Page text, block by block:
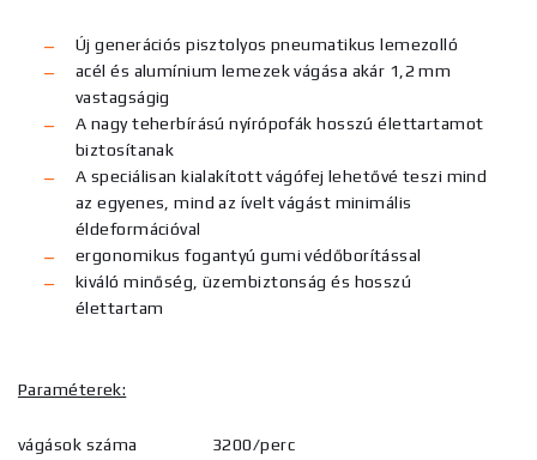
Új generációs pisztolyos pneumatikus lemezolló
acél és alumínium lemezek vágása akár 1,2 mm
vastagságig
A nagy teherbírású nyírópofák hosszú élettartamot
biztosítanak
A speciálisan kialakított vágófej lehetővé teszi mind
az egyenes, mind az ívelt vágást minimális
éldeformációval
ergonomikus fogantyú gumi védőborítással
kiváló minőség, üzembiztonság és hosszú
élettartam
Paraméterek:
vágások száma
3200/perc